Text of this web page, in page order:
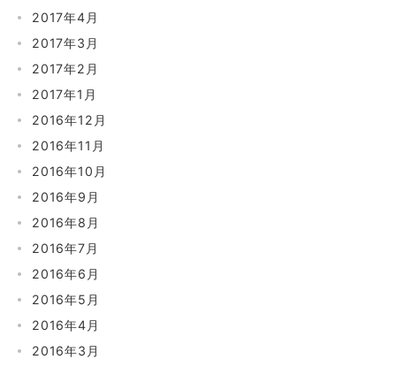
2017年4月
2017年3月
2017年2月
2017年1月
2016年12月
2016年11月
2016年10月
2016年9月
2016年8月
2016年7月
2016年6月
2016年5月
2016年4月
2016年3月